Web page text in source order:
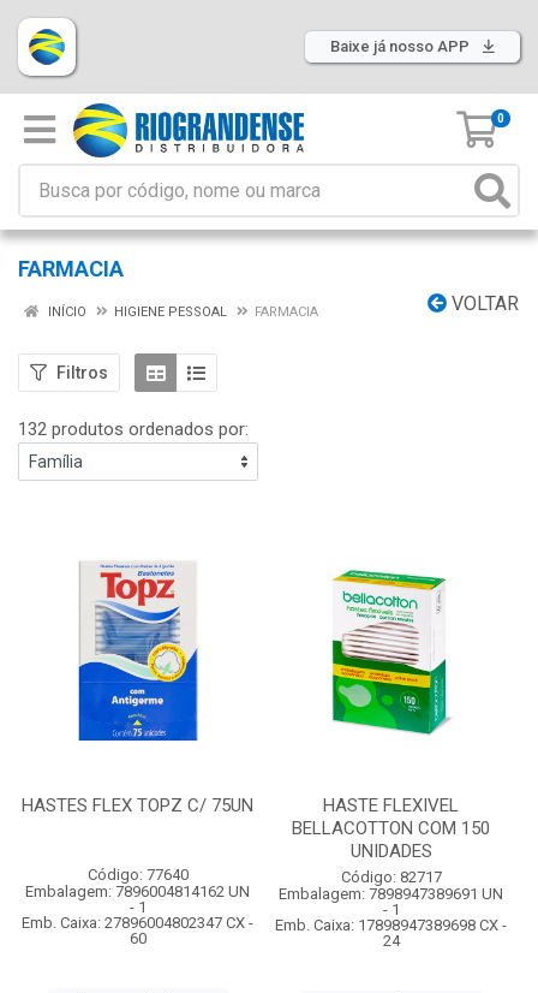
Baixe já nosso APP
0
FARMACIA
VOLTAR
INÍCIO HIGIENE PESSOAL FARMACIA
Filtros
132 produtos ordenados por:
HASTES FLEX TOPZ C/ 75UN
Código: 77640
Embalagem: 7896004814162 UN
- 1
Emb. Caixa: 27896004802347 CX -
60
HASTE FLEXIVEL
BELLACOTTON COM 150
UNIDADES
Código: 82717
Embalagem: 7898947389691 UN
- 1
Emb. Caixa: 17898947389698 CX -
24